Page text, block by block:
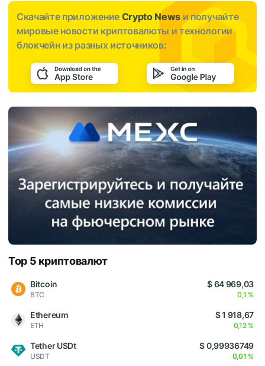
Скачайте приложение Crypto News и получайте
мировые новости криптовалюты и технологии
блокчейн из разных источников:
Top 5 криптовалют
Bitcoin
BTC
$ 64 969,03
0,1 %
Ethereum
ETH
$ 1 918,67
0,12 %
Tether USDt
USDT
$ 0,99936749
0,01 %